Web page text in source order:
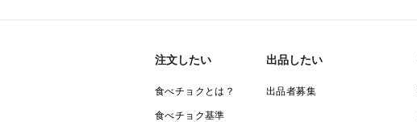
注文したい
食べチョクとは？
食べチョク基準
出品したい
出品者募集